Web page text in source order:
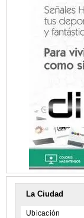
La Ciudad
Ubicación